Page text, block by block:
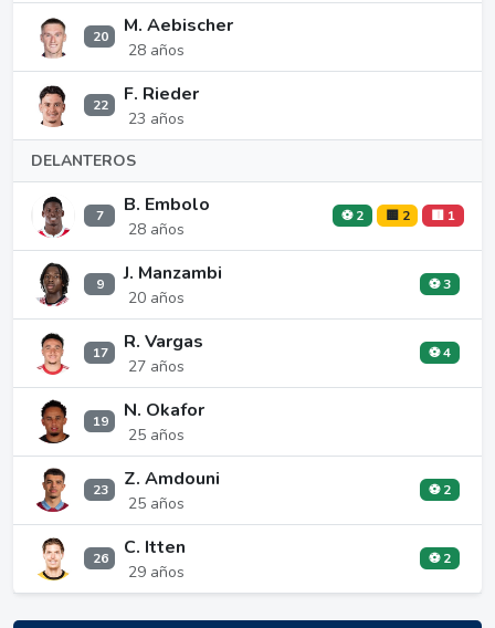
20 M. Aebischer
28 años
22 F. Rieder
23 años
DELANTEROS
7 B. Embolo
28 años
⚽ 2 🟨 2 🟥 1
9 J. Manzambi
20 años
⚽ 3
17 R. Vargas
27 años
⚽ 4
19 N. Okafor
25 años
23 Z. Amdouni
25 años
⚽ 2
26 C. Itten
29 años
⚽ 2